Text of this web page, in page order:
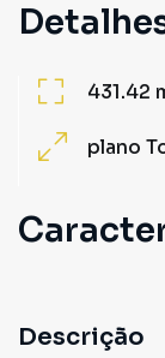
431.42
plano
Descrição